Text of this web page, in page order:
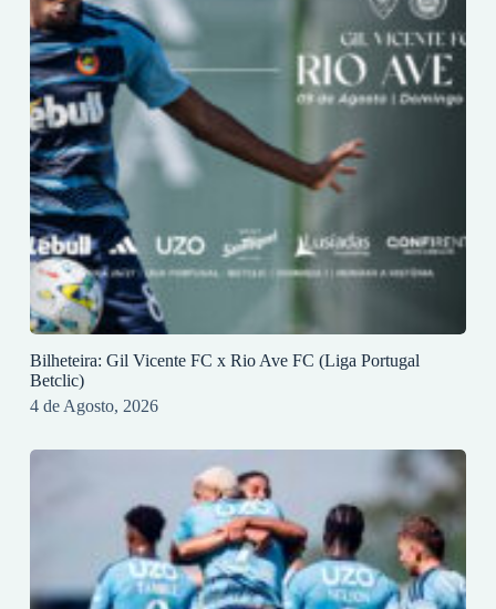
Bilheteira: Gil Vicente FC x Rio Ave FC (Liga Portugal
Betclic)
4 de Agosto, 2026